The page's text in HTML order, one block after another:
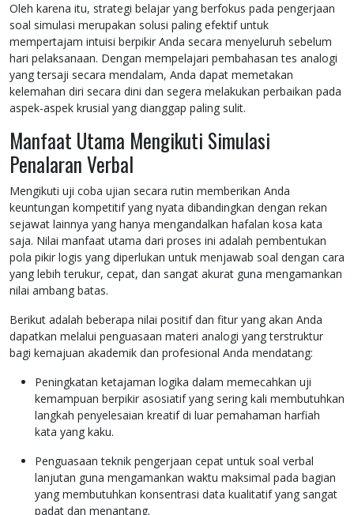
Oleh karena itu, strategi belajar yang berfokus pada pengerjaan
soal simulasi merupakan solusi paling efektif untuk
mempertajam intuisi berpikir Anda secara menyeluruh sebelum
hari pelaksanaan. Dengan mempelajari pembahasan tes analogi
yang tersaji secara mendalam, Anda dapat memetakan
kelemahan diri secara dini dan segera melakukan perbaikan pada
aspek-aspek krusial yang dianggap paling sulit.
Manfaat Utama Mengikuti Simulasi
Penalaran Verbal
Mengikuti uji coba ujian secara rutin memberikan Anda
keuntungan kompetitif yang nyata dibandingkan dengan rekan
sejawat lainnya yang hanya mengandalkan hafalan kosa kata
saja. Nilai manfaat utama dari proses ini adalah pembentukan
pola pikir logis yang diperlukan untuk menjawab soal dengan cara
yang lebih terukur, cepat, dan sangat akurat guna mengamankan
nilai ambang batas.
Berikut adalah beberapa nilai positif dan fitur yang akan Anda
dapatkan melalui penguasaan materi analogi yang terstruktur
bagi kemajuan akademik dan profesional Anda mendatang:
Peningkatan ketajaman logika dalam memecahkan uji
kemampuan berpikir asosiatif yang sering kali membutuhkan
langkah penyelesaian kreatif di luar pemahaman harfiah
kata yang kaku.
Penguasaan teknik pengerjaan cepat untuk soal verbal
lanjutan guna mengamankan waktu maksimal pada bagian
yang membutuhkan konsentrasi data kualitatif yang sangat
padat dan menantang.